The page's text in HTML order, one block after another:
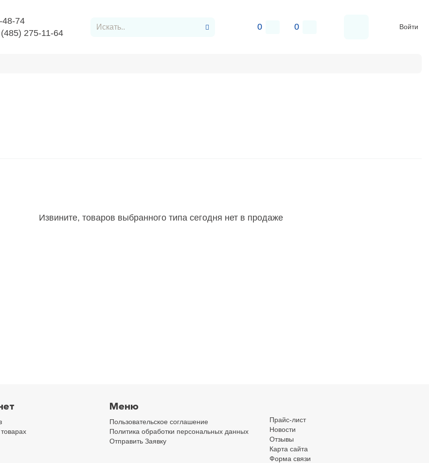
48-74
275-11-64
0 0 Войти
Извините, товаров выбранного типа сегодня нет в продаже
Меню
Пользовательское соглашение
Политика обработки персональных данных
Отправить Заявку
Прайс-лист
Новости
Отзывы
Карта сайта
Форма связи